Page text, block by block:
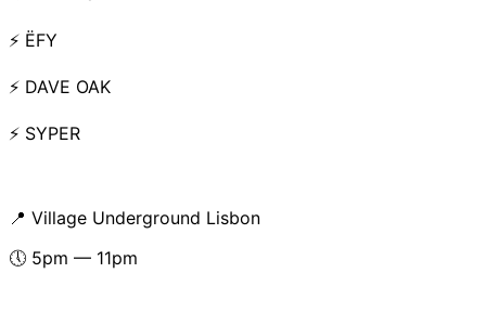
⚡ ËFY
⚡ DAVE OAK
⚡ SYPER
📍 Village Underground Lisbon
🕔 5pm — 11pm